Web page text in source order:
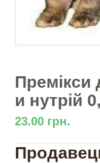
Премікси
и нутрій
23.00 грн.